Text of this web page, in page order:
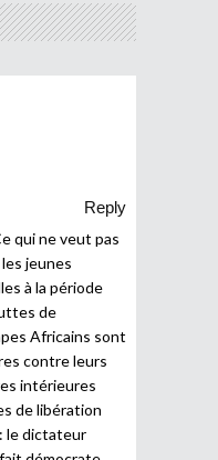
Reply
qui ne veut pas
jeunes
à la période
de
Africains sont
contre leurs
intérieures
de libération
le dictateur